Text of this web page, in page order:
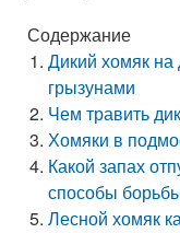
Содержание
Дикий хомяк на
грызунами
Чем травить
Хомяки в
Какой запах
способы
Лесной хомяк